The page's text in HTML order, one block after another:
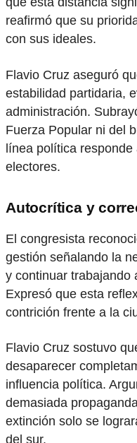
reafirmó que su
con sus ideales.
Flavio Cruz aseguró
estabilidad partidaria,
administración.
Fuerza Popular ni del
línea política
electores.
Autocrítica y
El congresista
gestión señalando la
y continuar trabajando
Expresó que esta
contrición frente a la
Flavio Cruz sostuvo
desaparecer
influencia política.
demasiada
extinción solo se
del sur.